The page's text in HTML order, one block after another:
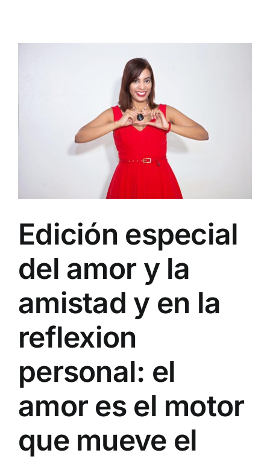
Edición especial
del amor y la
amistad y en la
reflexion
personal: el
amor es el motor
que mueve el